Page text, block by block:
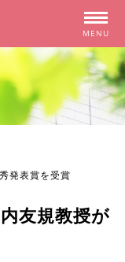
MENU
発表賞を受賞
友規教授が